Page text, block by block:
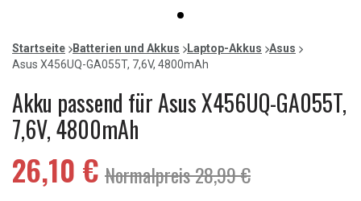
item
0
of
1
Startseite Batterien und Akkus Laptop-Akkus
Asus
Asus X456UQ-GA055T, 7,6V, 4800mAh
Akku passend für Asus X456UQ-GA055T,
7,6V, 4800mAh
26,10 € Normalpreis 28,99 €